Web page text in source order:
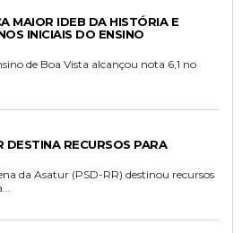
MAIOR IDEB DA HISTÓRIA E
INICIAIS DO ENSINO
de Boa Vista alcançou nota 6,1 no
DESTINA RECURSOS PARA
da Asatur (PSD-RR) destinou recursos